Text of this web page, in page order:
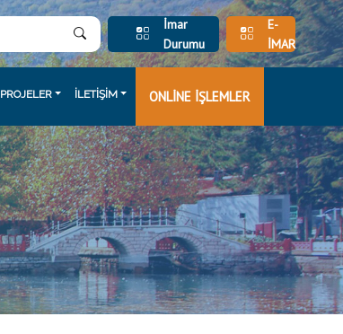
İmar
Durumu
E-
İMAR
PROJELER İLETİŞİM ONLİNE İŞLEMLER